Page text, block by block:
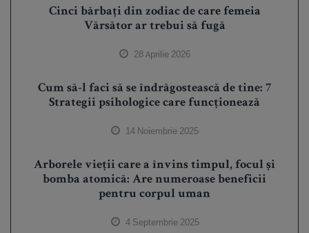
Cinci bărbați din zodiac de care femeia
Vărsător ar trebui să fugă
28 Aprilie 2026
Cum să-l faci să se îndrăgostească de tine: 7
Strategii psihologice care funcționează
14 Noiembrie 2025
Arborele vieții care a învins timpul, focul și
bomba atomică: Are numeroase beneficii
pentru corpul uman
4 Septembrie 2025